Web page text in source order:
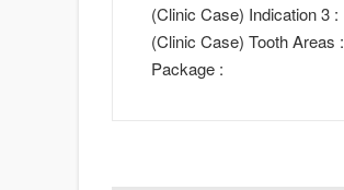
(Clinic Case) Indication 3 :
(Clinic Case) Tooth Areas :
Package :